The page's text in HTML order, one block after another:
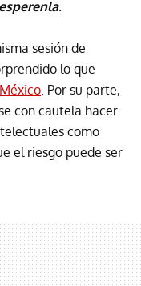
.
sesión de
lo que
México. Por su parte,
con cautela hacer
como
el riesgo puede ser